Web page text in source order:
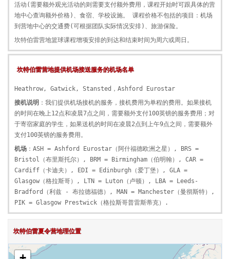
活动(需要额外观光活动的则需要支付额外费用，课程开始时可跟具体的营
地中心查询额外价格)、食宿、学校设施。 课程价格不包括的项目：机场
到营地中心的交通费(可根据团队实际情况安排)、旅游保险。
坎特伯雷营地篮球课程增项安排的到达和结束时间为周六或周日。
坎特伯雷营地提供机场接送服务的机场名单
Heathrow, Gatwick, Stansted，Ashford Eurostar
接机说明 ：我们提供机场接机的服务，接机费用为单程的费用。如果接机
的时间在晚上12点和凌晨7点之间，需要额外支付100英镑的服务费用；对
于寄宿家庭的学生，如果送机的时间在凌晨2点到上午9点之间，需要额外
支付100英镑的服务费用。
机场 ：ASH = Ashford Eurostar（阿什福德欧洲之星）, BRS =
Bristol（布里斯托尔）, BRM = Birmingham（伯明翰）, CAR =
Cardiff（卡迪夫）, EDI = Edinburgh（爱丁堡）, GLA =
Glasgow（格拉斯哥）, LTN = Luton（卢顿）, LBA = Leeds-
Bradford（利兹 - 布拉德福德）, MAN = Manchester（曼彻斯特）,
PIK = Glasgow Prestwick（格拉斯哥普雷斯蒂克）.
坎特伯雷夏令营地理位置